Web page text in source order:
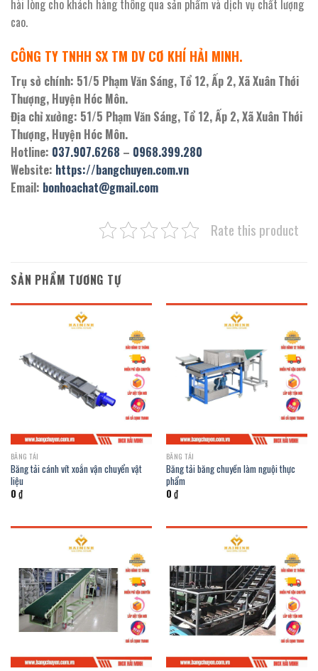
hài lòng cho khách hàng thông qua sản phẩm và dịch vụ chất lượng
cao.
CÔNG TY TNHH SX TM DV CƠ KHÍ HẢI MINH.
Trụ sở chính: 51/5 Phạm Văn Sáng, Tổ 12, Ấp 2, Xã Xuân Thới
Thượng, Huyện Hóc Môn.
Địa chỉ xưởng: 51/5 Phạm Văn Sáng, Tổ 12, Ấp 2, Xã Xuân Thới
Thượng, Huyện Hóc Môn.
Hotline: 037.907.6268 – 0968.399.280
Website: https://bangchuyen.com.vn
Email: bonhoachat@gmail.com
Rate this product
SẢN PHẨM TƯƠNG TỰ
BĂNG TẢI
Băng tải cánh vít xoắn vận chuyển vật
liệu
0 ₫
BĂNG TẢI
Băng tải băng chuyền làm nguội thực
phẩm
0 ₫